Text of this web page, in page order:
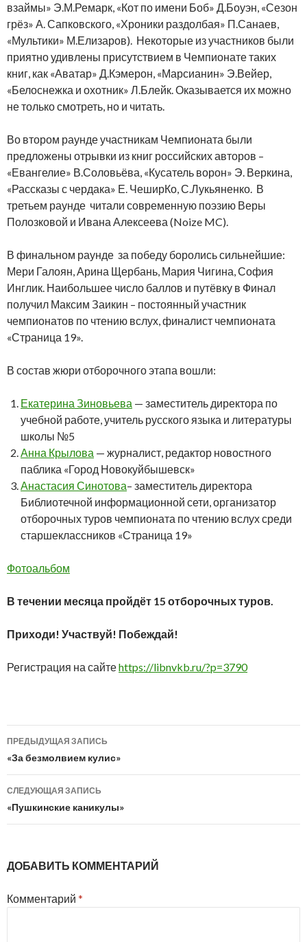
взаймы» Э.М.Ремарк, «Кот по имени Боб» Д.Боуэн, «Сезон
грёз» А. Сапковского, «Хроники раздолбая» П.Санаев,
«Мультики» М.Елизаров). Некоторые из участников были
приятно удивлены присутствием в Чемпионате таких
книг, как «Аватар» Д.Кэмерон, «Марсианин» Э.Вейер,
«Белоснежка и охотник» Л.Блейк. Оказывается их можно
не только смотреть, но и читать.
Во втором раунде участникам Чемпионата были
предложены отрывки из книг российских авторов –
«Евангелие» В.Соловьёва, «Кусатель ворон» Э. Веркина,
«Рассказы с чердака» Е. ЧеширКо, С.Лукьяненко. В
третьем раунде читали современную поэзию Веры
Полозковой и Ивана Алексеева (Noize MC).
В финальном раунде за победу боролись сильнейшие:
Мери Галоян, Арина Щербань, Мария Чигина, София
Инглик. Наибольшее число баллов и путёвку в Финал
получил Максим Заикин – постоянный участник
чемпионатов по чтению вслух, финалист чемпионата
«Страница 19».
В состав жюри отборочного этапа вошли:
Екатерина Зиновьева — заместитель директора по
учебной работе, учитель русского языка и литературы
школы №5
Анна Крылова — журналист, редактор новостного
паблика «Город Новокуйбышевск»
Анастасия Синотова– заместитель директора
Библиотечной информационной сети, организатор
отборочных туров чемпионата по чтению вслух среди
старшеклассников «Страница 19»
Фотоальбом
В течении месяца пройдёт 15 отборочных туров.
Приходи! Участвуй! Побеждай!
Регистрация на сайтеhttps://libnvkb.ru/?p=3790
Навигация
по
записям
ПРЕДЫДУЩАЯ ЗАПИСЬ
«За безмолвием кулис»
СЛЕДУЮЩАЯ ЗАПИСЬ
«Пушкинские каникулы»
ДОБАВИТЬ КОММЕНТАРИЙ
Комментарий *